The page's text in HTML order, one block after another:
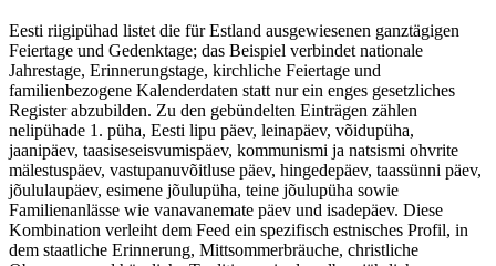
Eesti riigipühad listet die für Estland ausgewiesenen ganztägigen
Feiertage und Gedenktage; das Beispiel verbindet nationale
Jahrestage, Erinnerungstage, kirchliche Feiertage und
familienbezogene Kalenderdaten statt nur ein enges gesetzliches
Register abzubilden. Zu den gebündelten Einträgen zählen
nelipühade 1. püha, Eesti lipu päev, leinapäev, võidupüha,
jaanipäev, taasiseseisvumispäev, kommunismi ja natsismi ohvrite
mälestuspäev, vastupanuvõitluse päev, hingedepäev, taassünni päev,
jõululaupäev, esimene jõulupüha, teine jõulupüha sowie
Familienanlässe wie vanavanemate päev und isadepäev. Diese
Kombination verleiht dem Feed ein spezifisch estnisches Profil, in
dem staatliche Erinnerung, Mittsommerbräuche, christliche